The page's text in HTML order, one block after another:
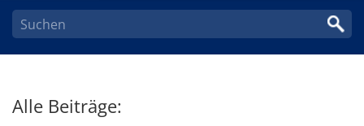
Alle Beiträge: